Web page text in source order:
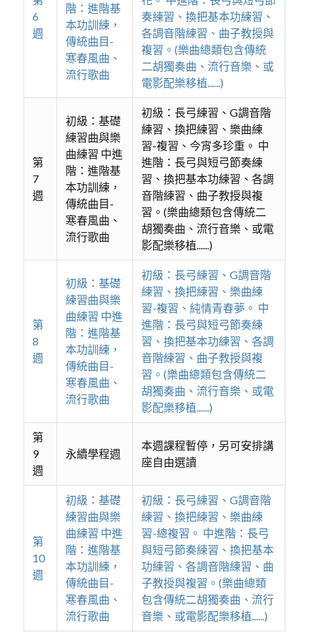
6
週
階：進階基
本功訓練，
傳統曲目-
寒春風曲、
流行歌曲
奏練習、換把基本功練習、
各調音階練習、曲子教授與
複習。(樂曲總類包含傳統
二胡獨奏曲、流行音樂、或
電影配樂移植......)
第
7
週
初級：基礎
練習曲與樂
曲練習 中進
階：進階基
本功訓練，
傳統曲目-
寒春風曲、
流行歌曲
初級：長弓練習、G調音階
練習、換把練習、樂曲練
習-複習、今宵多珍重。 中
進階：長弓與短弓節奏練
習、換把基本功練習、各調
音階練習、曲子教授與複
習。(樂曲總類包含傳統二
胡獨奏曲、流行音樂、或電
影配樂移植......)
第
8
週
初級：基礎
練習曲與樂
曲練習 中進
階：進階基
本功訓練，
傳統曲目-
寒春風曲、
流行歌曲
初級：長弓練習、G調音階
練習、換把練習、樂曲練
習-複習、純情青春夢。 中
進階：長弓與短弓節奏練
習、換把基本功練習、各調
音階練習、曲子教授與複
習。(樂曲總類包含傳統二
胡獨奏曲、流行音樂、或電
影配樂移植......)
第
9
週
永續學程週
本週課程暫停，另可安排講
座自由選讀
第
10
週
初級：基礎
練習曲與樂
曲練習 中進
階：進階基
本功訓練，
傳統曲目-
寒春風曲、
流行歌曲
初級：長弓練習、G調音階
練習、換把練習、樂曲練
習-總複習。 中進階：長弓
與短弓節奏練習、換把基本
功練習、各調音階練習、曲
子教授與複習。(樂曲總類
包含傳統二胡獨奏曲、流行
音樂、或電影配樂移植......)